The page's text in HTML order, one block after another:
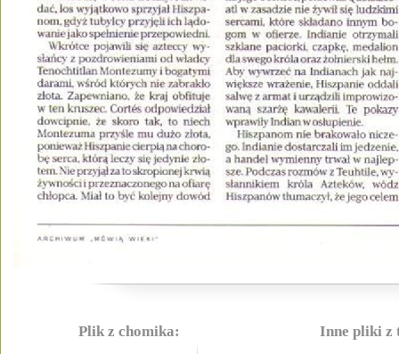
Plik z chomika: Inne pliki z